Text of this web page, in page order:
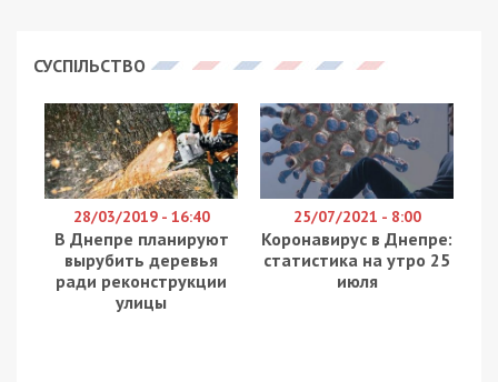
мостов, запечатлено на фото,опубликованном
фотографиях. Екатеринослав-Днепропетровск.” в
Facebook.
Необычное фото было сделано в мае 1966 года
Юрием Быковским с помощью телеобъектива с
f=300 мм. Место съемки находится между
правым берегом и Монастырским островом. С
этой точки и сегодня видно сразу четыре моста
подряд. На переднем плане находится пролет
железнодорожного Мерефо-Херсонского моста.